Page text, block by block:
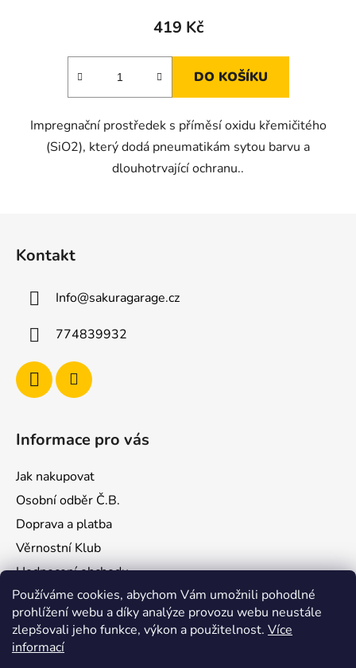
Používáme cookies, abychom Vám umožnili pohodlné
prohlížení webu a díky analýze provozu webu neustále
zlepšovali jeho funkce, výkon a použitelnost. Více
informací
419 Kč
DO KOŠÍKU
Impregnační prostředek s příměsí oxidu křemičitého
(SiO2), který dodá pneumatikám sytou barvu a
dlouhotrvající ochranu..
Kontakt
Info@sakuragarage.cz
774839932
Informace pro vás
Jak nakupovat
Osobní odběr Č.B.
Doprava a platba
Věrnostní Klub
Hodnocení obchodu
Kontakty
Obchodní podmínky
Podmínky ochrany osobních údajů